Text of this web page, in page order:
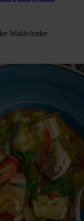
Waldviertler